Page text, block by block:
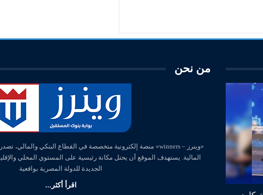
من نحن
المالية. يستهدف الموقع أن يحتل مكانة رئيسية على المستوي المحلي
الجديدة للدولة المصرية بواقعية
اقرأ أكثر...